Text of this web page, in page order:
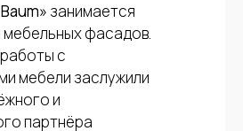
занимается
фасадов.
с
мебели заслужили
и
партнёра